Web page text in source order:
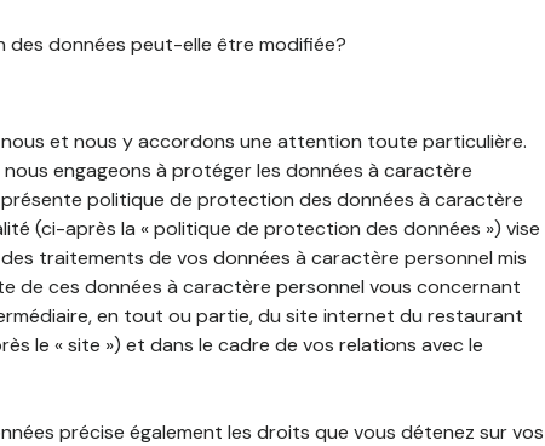
données peut-elle être modifiée?
et nous y accordons une attention toute particulière.
engageons à protéger les données à caractère
politique de protection des données à caractère
(ci-après la « politique de protection des données ») vise
traitements de vos données à caractère personnel mis
de ces données à caractère personnel vous concernant
en tout ou partie, du site internet du restaurant
le « site ») et dans le cadre de vos relations avec le
précise également les droits que vous détenez sur vos